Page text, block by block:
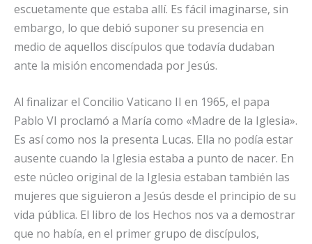
escuetamente que estaba allí. Es fácil imaginarse, sin
embargo, lo que debió suponer su presencia en
medio de aquellos discípulos que todavía dudaban
ante la misión encomendada por Jesús.
Al finalizar el Concilio Vaticano II en 1965, el papa
Pablo VI proclamó a María como «Madre de la Iglesia».
Es así como nos la presenta Lucas. Ella no podía estar
ausente cuando la Iglesia estaba a punto de nacer. En
este núcleo original de la Iglesia estaban también las
mujeres que siguieron a Jesús desde el principio de su
vida pública. El libro de los Hechos nos va a demostrar
que no había, en el primer grupo de discípulos,